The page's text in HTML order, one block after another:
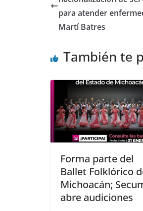
para atender
Martí Batres
También te
Forma parte del
Ballet Folklórico
Michoacán;
abre audiciones